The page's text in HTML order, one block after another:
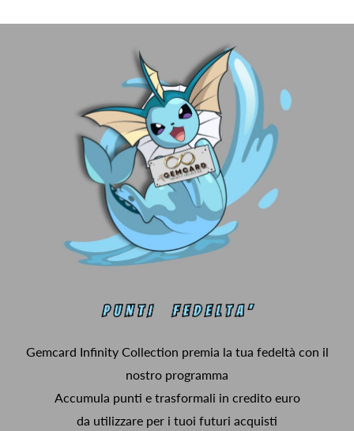
Gemcard Infinity Collection premia la tua fedeltà con il
nostro programma
Accumula punti e trasformali in credito euro
da utilizzare per i tuoi futuri acquisti